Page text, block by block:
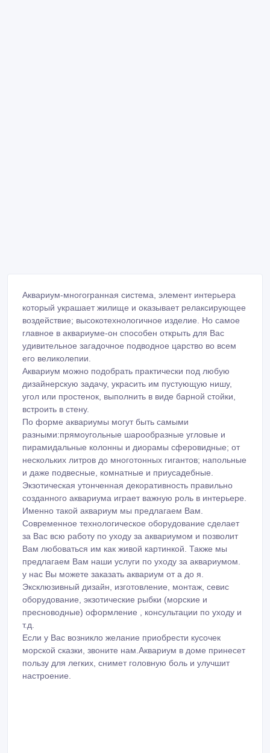
Аквариум-многогранная система, элемент интерьера
который украшает жилище и оказывает релаксирующее
воздействие; высокотехнологичное изделие. Но самое
главное в аквариуме-он способен открыть для Вас
удивительное загадочное подводное царство во всем
его великолепии.
Аквариум можно подобрать практически под любую
дизайнерскую задачу, украсить им пустующую нишу,
угол или простенок, выполнить в виде барной стойки,
встроить в стену.
По форме аквариумы могут быть самыми
разными:прямоугольные шарообразные угловые и
пирамидальные колонны и диорамы сферовидные; от
нескольких литров до многотонных гигантов; напольные
и даже подвесные, комнатные и приусадебные.
Экзотическая утонченная декоративность правильно
созданного аквариума играет важную роль в интерьере.
Именно такой аквариум мы предлагаем Вам.
Современное технологическое оборудование сделает
за Вас всю работу по уходу за аквариумом и позволит
Вам любоваться им как живой картинкой. Также мы
предлагаем Вам наши услуги по уходу за аквариумом.
у нас Вы можете заказать аквариум от а до я.
Эксклюзивный дизайн, изготовление, монтаж, севис
оборудование, экзотические рыбки (морские и
пресноводные) оформление , консультации по уходу и
т.д.
Если у Вас возникло желание приобрести кусочек
морской сказки, звоните нам.Аквариум в доме принесет
пользу для легких, снимет головную боль и улучшит
настроение.